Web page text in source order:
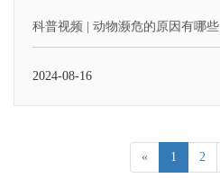
科普视频 | 动物濒危的原因有哪些
2024-08-16
« 1 2